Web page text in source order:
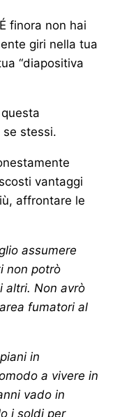
finora non hai
giri nella tua
“diapositiva
stessi.
vantaggi
affrontare le
assumere
non potrò
altri. Non avrò
fumatori al
in
a vivere in
vado in
i soldi per